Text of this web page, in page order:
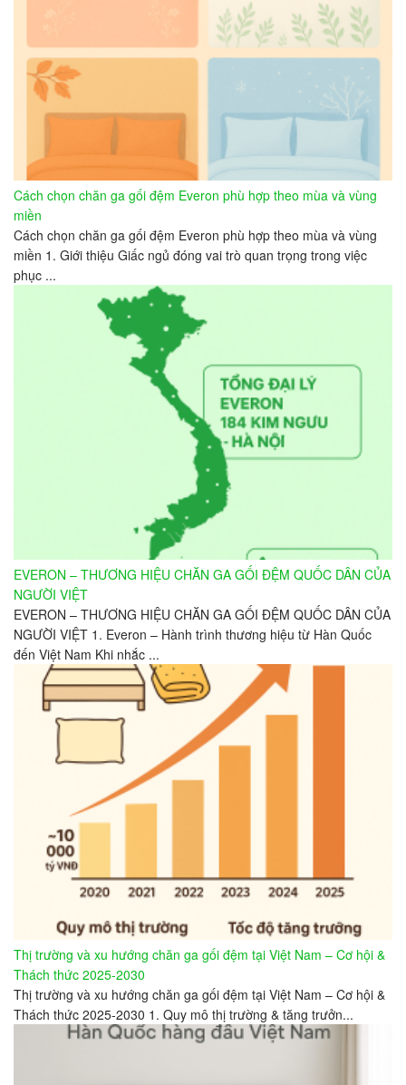
Cách chọn chăn ga gối đệm Everon phù hợp theo mùa và vùng
miền
Cách chọn chăn ga gối đệm Everon phù hợp theo mùa và vùng
miền 1. Giới thiệu Giấc ngủ đóng vai trò quan trọng trong việc
phục ...
EVERON – THƯƠNG HIỆU CHĂN GA GỐI ĐỆM QUỐC DÂN CỦA
NGƯỜI VIỆT
EVERON – THƯƠNG HIỆU CHĂN GA GỐI ĐỆM QUỐC DÂN CỦA
NGƯỜI VIỆT 1. Everon – Hành trình thương hiệu từ Hàn Quốc
đến Việt Nam Khi nhắc ...
Thị trường và xu hướng chăn ga gối đệm tại Việt Nam – Cơ hội &
Thách thức 2025-2030
Thị trường và xu hướng chăn ga gối đệm tại Việt Nam – Cơ hội &
Thách thức 2025-2030 1. Quy mô thị trường & tăng trưởn...